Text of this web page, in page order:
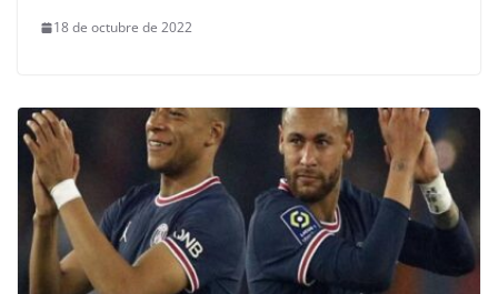
18 de octubre de 2022